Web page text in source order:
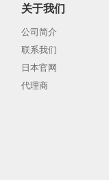
关于我们
公司简介
联系我们
日本官网
代理商